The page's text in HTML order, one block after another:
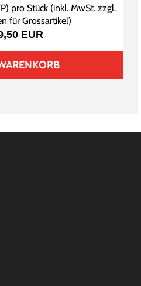
) pro Stück (inkl. MwSt. zzgl.
für Grossartikel)
EUR